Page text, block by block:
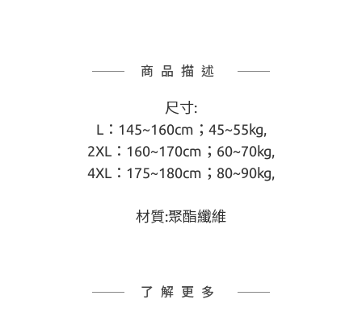
商品描述
尺寸:
L：145~160cm；45~55kg,
2XL：160~170cm；60~70kg,
4XL：175~180cm；80~90kg,
材質:聚酯纖維
了解更多